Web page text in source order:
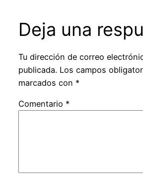
Deja una
Tu dirección de correo
publicada. Los campos
marcados con *
Comentario *